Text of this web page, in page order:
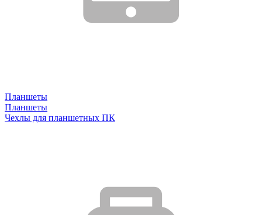
Планшеты
Планшеты
Чехлы для планшетных ПК